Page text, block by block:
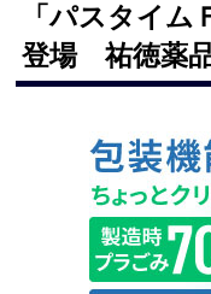
「パスタイ
登場 祐徳薬